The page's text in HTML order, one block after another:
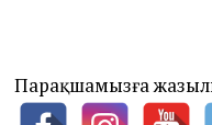
Парақшамызға